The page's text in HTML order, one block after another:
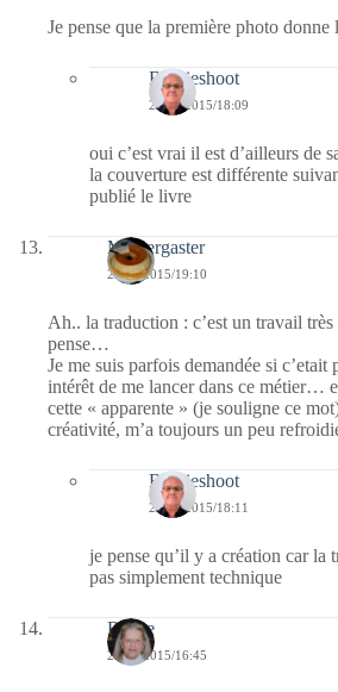
Je pense que la première photo donne
Bernieshoot
24/10/2015/18:09
oui c’est vrai il est d’ailleurs de
la couverture est différente
publié le livre
Messergaster
23/10/2015/19:10
Ah.. la traduction : c’est un travail
pense…
Je me suis parfois demandée si c’etait
intérêt de me lancer dans ce métier…
cette « apparente » (je souligne ce
créativité, m’a toujours un peu
Bernieshoot
24/10/2015/18:11
je pense qu’il y a création car la
pas simplement technique
Renee
23/10/2015/16:45